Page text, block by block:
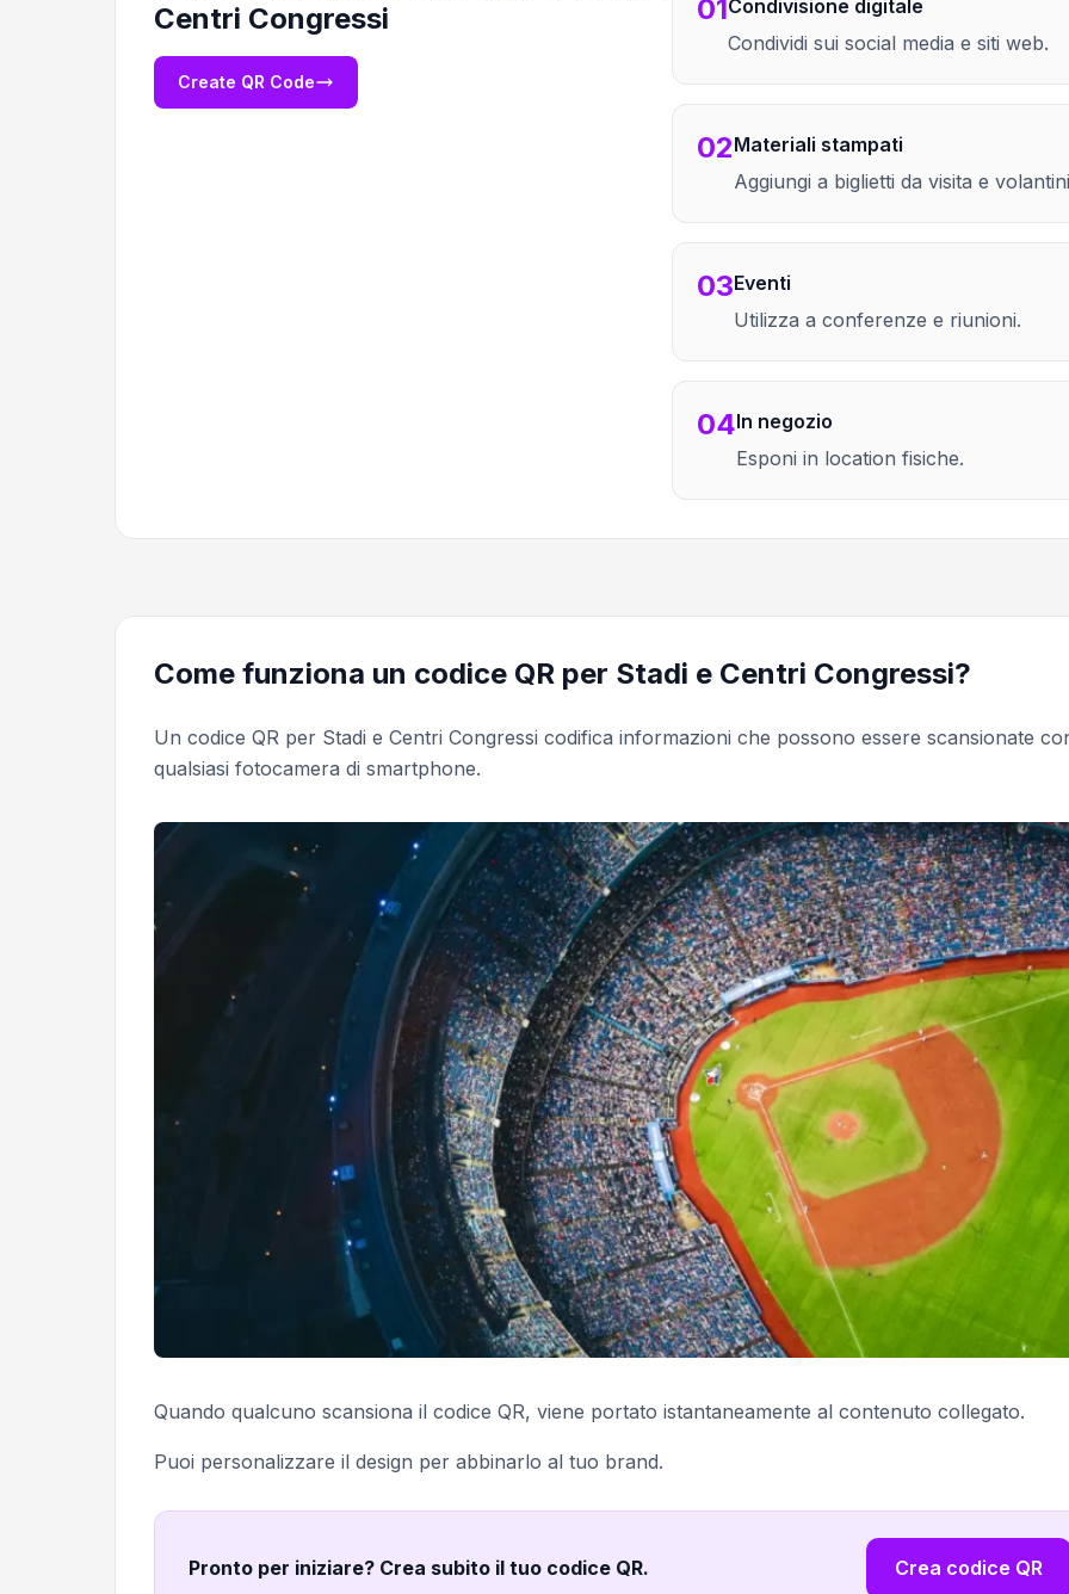
Centri Congressi
Create QR Code
01Condivisione digitale
Condividi sui social media e siti web.
02Materiali stampati
Aggiungi a biglietti da visita e
03Eventi
Utilizza a conferenze e riunioni.
04In negozio
Esponi in location fisiche.
Come funziona un codice QR per Stadi e Centri Congressi?
Un codice QR per Stadi e Centri Congressi codifica informazioni che possono essere scansionate
qualsiasi fotocamera di smartphone.
Quando qualcuno scansiona il codice QR, viene portato istantaneamente al contenuto collegato.
Puoi personalizzare il design per abbinarlo al tuo brand.
Pronto per iniziare? Crea subito il tuo codice QR. Crea codice QR